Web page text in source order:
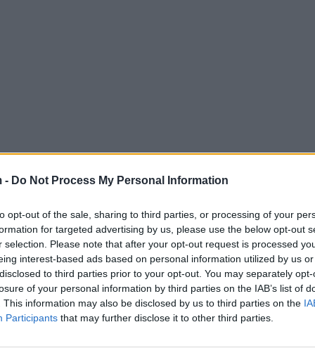
- Do Not Process My Personal Information
opt-out of the sale, sharing to third parties, or processing of your
for targeted advertising by us, please use the below opt-out
selection. Please note that after your opt-out request is processed
interest-based ads based on personal information utilized by us
to third parties prior to your opt-out. You may separately
of your personal information by third parties on the IAB’s list of
This information may also be disclosed by us to third parties on the
Participants that may further disclose it to other third parties.